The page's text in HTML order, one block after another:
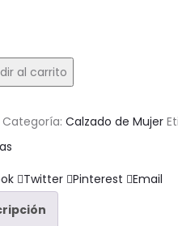
al carrito
Categoría: Calzado de Mujer
Twitter Pinterest
Email